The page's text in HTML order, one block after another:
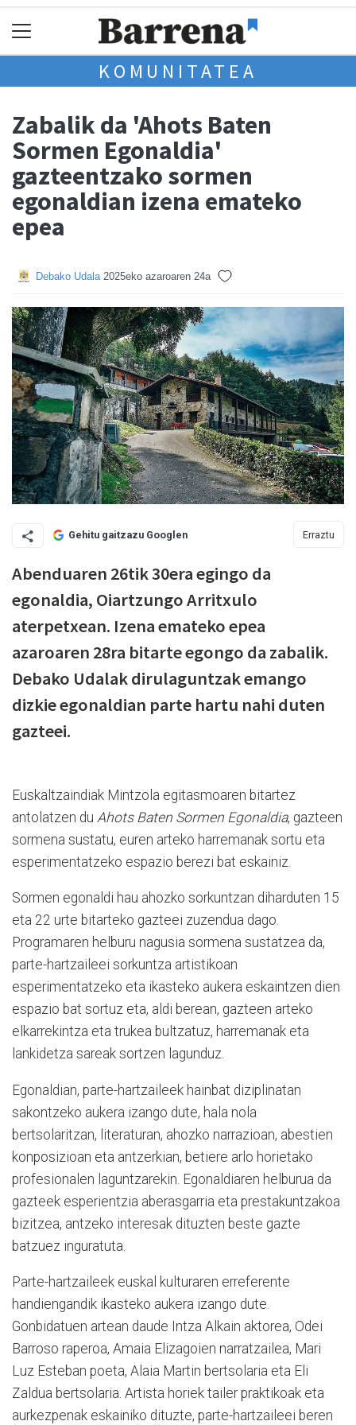
KOMUNITATEA
Zabalik da 'Ahots Baten
Sormen Egonaldia'
gazteentzako sormen
egonaldian izena emateko
epea
Debako Udala 2025eko azaroaren 24a
Gehitu gaitzazu Googlen Erraztu
Abenduaren 26tik 30era egingo da
egonaldia, Oiartzungo Arritxulo
aterpetxean. Izena emateko epea
azaroaren 28ra bitarte egongo da zabalik.
Debako Udalak dirulaguntzak emango
dizkie egonaldian parte hartu nahi duten
gazteei.
Euskaltzaindiak Mintzola egitasmoaren bitartez
antolatzen du Ahots Baten Sormen Egonaldia, gazteen
sormena sustatu, euren arteko harremanak sortu eta
esperimentatzeko espazio berezi bat eskainiz.
Sormen egonaldi hau ahozko sorkuntzan diharduten 15
eta 22 urte bitarteko gazteei zuzendua dago.
Programaren helburu nagusia sormena sustatzea da,
parte-hartzaileei sorkuntza artistikoan
esperimentatzeko eta ikasteko aukera eskaintzen dien
espazio bat sortuz eta, aldi berean, gazteen arteko
elkarrekintza eta trukea bultzatuz, harremanak eta
lankidetza sareak sortzen lagunduz.
Egonaldian, parte-hartzaileek hainbat diziplinatan
sakontzeko aukera izango dute, hala nola
bertsolaritzan, literaturan, ahozko narrazioan, abestien
konposizioan eta antzerkian, betiere arlo horietako
profesionalen laguntzarekin. Egonaldiaren helburua da
gazteek esperientzia aberasgarria eta prestakuntzakoa
bizitzea, antzeko interesak dituzten beste gazte
batzuez inguratuta.
Parte-hartzaileek euskal kulturaren erreferente
handiengandik ikasteko aukera izango dute.
Gonbidatuen artean daude Intza Alkain aktorea, Odei
Barroso raperoa, Amaia Elizagoien narratzailea, Mari
Luz Esteban poeta, Alaia Martin bertsolaria eta Eli
Zaldua bertsolaria. Artista horiek tailer praktikoak eta
aurkezpenak eskainiko dituzte, parte-hartzaileei beren